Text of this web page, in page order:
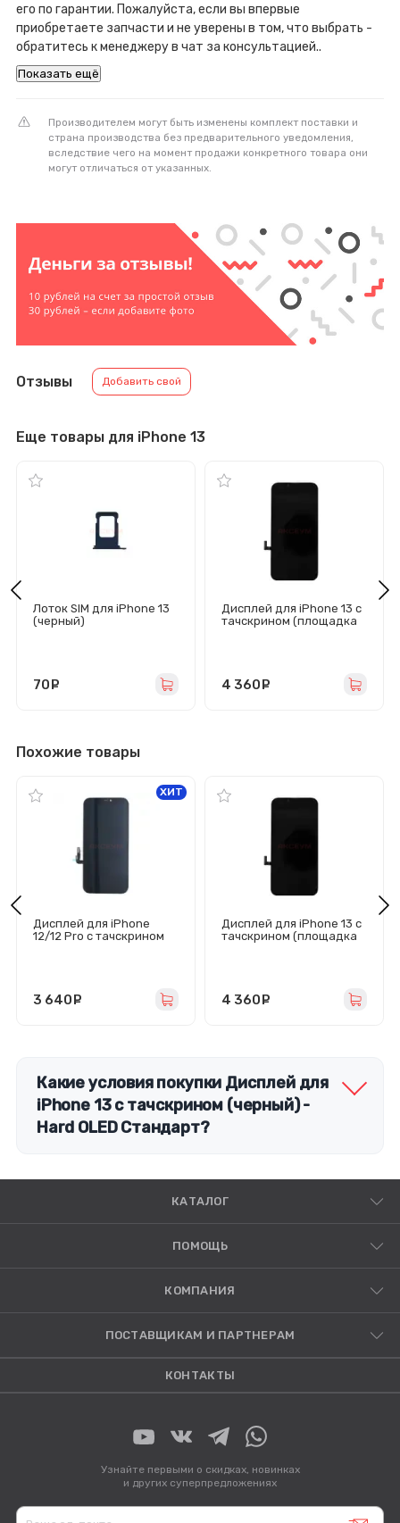
его по гарантии. Пожалуйста, если вы впервые
приобретаете запчасти и не уверены в том, что выбрать -
обратитесь к менеджеру в чат за консультацией..
Показать ещё
Производителем могут быть изменены комплект поставки и
страна производства без предварительного уведомления,
вследствие чего на момент продажи конкретного товара они
могут отличаться от указанных.
Отзывы Добавить свой
Еще товары для iPhone 13
Лоток SIM для iPhone 13
(черный)
70
Дисплей для iPhone 13 с
тачскрином (площадка
4 360
Похожие товары
Дисплей для iPhone
12/12 Pro с тачскрином
ХИТ
3 640
Дисплей для iPhone 13 с
тачскрином (площадка
4 360
Какие условия покупки Дисплей для
iPhone 13 с тачскрином (черный) -
Hard OLED Стандарт?
КАТАЛОГ
ПОМОЩЬ
КОМПАНИЯ
ПОСТАВЩИКАМ И ПАРТНЕРАМ
КОНТАКТЫ
Узнайте первыми о скидках, новинках
и других суперпредложениях